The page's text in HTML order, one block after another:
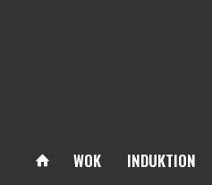
WOK INDUKTION